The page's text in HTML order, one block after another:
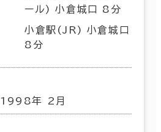
ール) 小倉城口 8分
小倉駅(JR) 小倉城口
8分
1998年 2月